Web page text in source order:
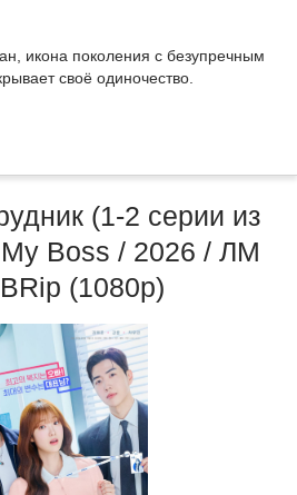
икона поколения с безупречным
своё одиночество.
(1-2 серии из
Boss / 2026 / ЛМ
(1080р)